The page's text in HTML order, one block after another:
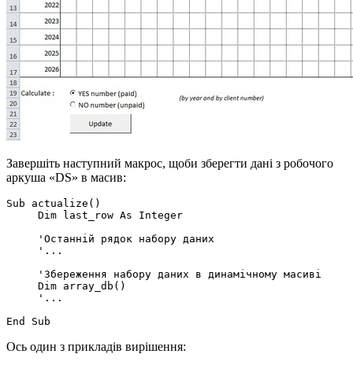
Завершіть наступний макрос, щоби зберегти дані з робочого
аркуша «DS» в масив:
Sub actualize()
     Dim last_row As Integer
     'Останній рядок набору даних
     '...
     'Збереження набору даних в динамічному масиві
     Dim array_db()
     '...
Ось один з прикладів вирішення: